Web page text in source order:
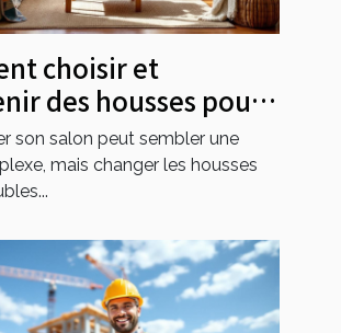
choisir et
des housses pour
votre salon ?
son salon peut sembler une
mais changer les housses